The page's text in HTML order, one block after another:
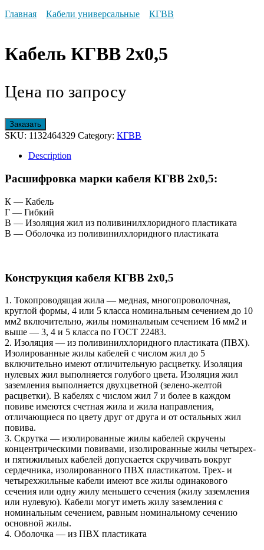
Главная
Кабели универсальные КГВВ
Кабель КГВВ 2х0,5
Цена по запросу
Заказать
SKU: 1132464329 Category: КГВВ
Description
Расшифровка марки кабеля КГВВ 2х0,5:
К — Кабель
Г — Гибкий
В — Изоляция жил из поливинилхлоридного пластиката
В — Оболочка из поливинилхлоридного пластиката
Конструкция кабеля КГВВ 2х0,5
1. Токопроводящая жила — медная, многопроволочная,
круглой формы, 4 или 5 класса номинальным сечением до 10
мм2 включительно, жилы номинальным сечением 16 мм2 и
выше — 3, 4 и 5 класса по ГОСТ 22483.
2. Изоляция — из поливинилхлоридного пластиката (ПВХ).
Изолированные жилы кабелей с числом жил до 5
включительно имеют отличительную расцветку. Изоляция
нулевых жил выполняется голубого цвета. Изоляция жил
заземления выполняется двухцветной (зелено-желтой
расцветки). В кабелях с числом жил 7 и более в каждом
повиве имеются счетная жила и жила направления,
отличающиеся по цвету друг от друга и от остальных жил
повива.
3. Скрутка — изолированные жилы кабелей скручены
концентрическими повивами, изолированные жилы четырех-
и пятижильных кабелей допускается скручивать вокруг
сердечника, изолированного ПВХ пластикатом. Трех- и
четырехжильные кабели имеют все жилы одинакового
сечения или одну жилу меньшего сечения (жилу заземления
или нулевую). Кабели могут иметь жилу заземления с
номинальным сечением, равным номинальному сечению
основной жилы.
4. Оболочка — из ПВХ пластиката